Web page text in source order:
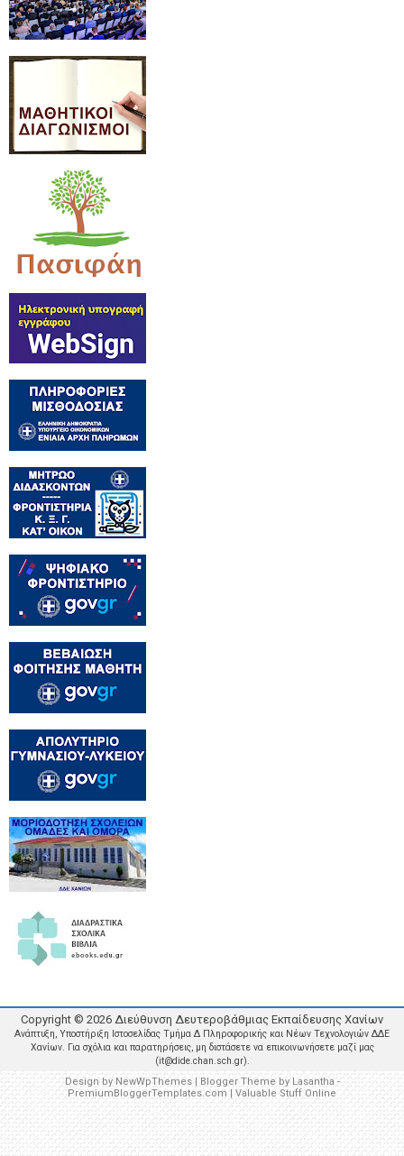
Copyright © 2026 Διεύθυνση Δευτεροβάθμιας Εκπαίδευσης Χανίων
Ανάπτυξη, Υποστήριξη Ιστοσελίδας Τμήμα Δ Πληροφορικής και Νέων Τεχνολογιών ΔΔΕ
Χανίων. Για σχόλια και παρατηρήσεις, μη διστάσετε να επικοινωνήσετε μαζί μας
(it@dide.chan.sch.gr).
Design byNewWpThemes| Blogger Theme byLasantha -
PremiumBloggerTemplates.com | Valuable Stuff Online